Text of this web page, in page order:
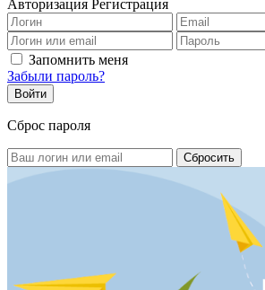
Авторизация Регистрация
Запомнить меня
Забыли пароль?
Сброс пароля